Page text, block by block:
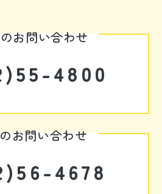
お問い合わせ
4800
お問い合わせ
4678